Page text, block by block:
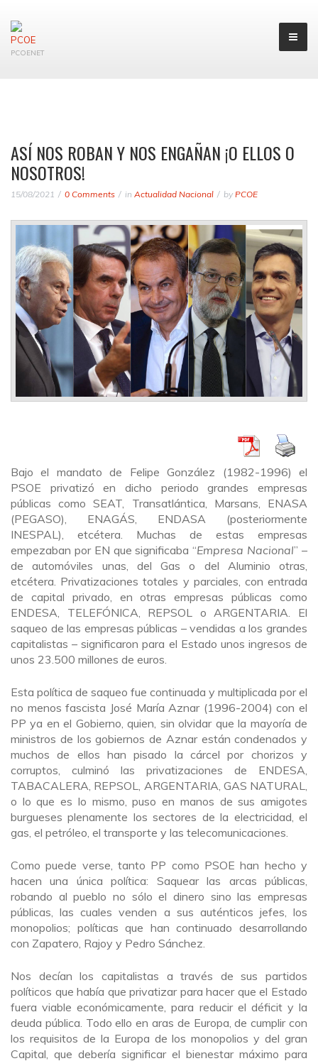
PCOENET
ASÍ NOS ROBAN Y NOS ENGAÑAN ¡O ELLOS O
NOSOTROS!
15/08/2021 0 Comments in Actualidad Nacional by PCOE
Bajo el mandato de Felipe González (1982-1996) el
PSOE privatizó en dicho periodo grandes empresas
públicas como SEAT, Transatlántica, Marsans, ENASA
(PEGASO), ENAGÁS, ENDASA (posteriormente
INESPAL), etcétera. Muchas de estas empresas
empezaban por EN que significaba “Empresa Nacional” –
de automóviles unas, del Gas o del Aluminio otras,
etcétera. Privatizaciones totales y parciales, con entrada
de capital privado, en otras empresas públicas como
ENDESA, TELEFÓNICA, REPSOL o ARGENTARIA. El
saqueo de las empresas públicas – vendidas a los grandes
capitalistas – significaron para el Estado unos ingresos de
unos 23.500 millones de euros.
Esta política de saqueo fue continuada y multiplicada por el
no menos fascista José María Aznar (1996-2004) con el
PP ya en el Gobierno, quien, sin olvidar que la mayoría de
ministros de los gobiernos de Aznar están condenados y
muchos de ellos han pisado la cárcel por chorizos y
corruptos, culminó las privatizaciones de ENDESA,
TABACALERA, REPSOL, ARGENTARIA, GAS NATURAL,
o lo que es lo mismo, puso en manos de sus amigotes
burgueses plenamente los sectores de la electricidad, el
gas, el petróleo, el transporte y las telecomunicaciones.
Como puede verse, tanto PP como PSOE han hecho y
hacen una única política: Saquear las arcas públicas,
robando al pueblo no sólo el dinero sino las empresas
públicas, las cuales venden a sus auténticos jefes, los
monopolios; políticas que han continuado desarrollando
con Zapatero, Rajoy y Pedro Sánchez.
Nos decían los capitalistas a través de sus partidos
políticos que había que privatizar para hacer que el Estado
fuera viable económicamente, para reducir el déficit y la
deuda pública. Todo ello en aras de Europa, de cumplir con
los requisitos de la Europa de los monopolios y del gran
Capital, que debería significar el bienestar máximo para